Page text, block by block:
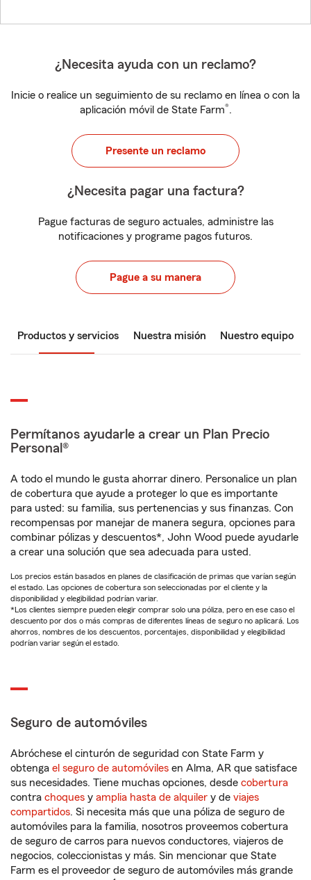
¿Necesita ayuda con un reclamo?
Inicie o realice un seguimiento de su reclamo en línea o con la
aplicación móvil de State Farm®.
Presente un reclamo
¿Necesita pagar una factura?
Pague facturas de seguro actuales, administre las
notificaciones y programe pagos futuros.
Pague a su manera
Productos y servicios Nuestra misión Nuestro equipo
Permítanos ayudarle a crear un Plan Precio
Personal®
A todo el mundo le gusta ahorrar dinero. Personalice un plan
de cobertura que ayude a proteger lo que es importante
para usted: su familia, sus pertenencias y sus finanzas. Con
recompensas por manejar de manera segura, opciones para
combinar pólizas y descuentos*, John Wood puede ayudarle
a crear una solución que sea adecuada para usted.
Los precios están basados en planes de clasificación de primas que varían según
el estado. Las opciones de cobertura son seleccionadas por el cliente y la
disponibilidad y elegibilidad podrían variar.
*Los clientes siempre pueden elegir comprar solo una póliza, pero en ese caso el
descuento por dos o más compras de diferentes líneas de seguro no aplicará. Los
ahorros, nombres de los descuentos, porcentajes, disponibilidad y elegibilidad
podrían variar según el estado.
Seguro de automóviles
Abróchese el cinturón de seguridad con State Farm y
obtenga el seguro de automóviles en Alma, AR que satisface
sus necesidades. Tiene muchas opciones, desde cobertura
contra choques y amplia hasta de alquiler y de viajes
compartidos. Si necesita más que una póliza de seguro de
automóviles para la familia, nosotros proveemos cobertura
de seguro de carros para nuevos conductores, viajeros de
negocios, coleccionistas y más. Sin mencionar que State
Farm es el proveedor de seguro de automóviles más grande